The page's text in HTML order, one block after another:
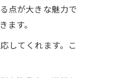
点が大きな魅力で
す。
してくれます。こ